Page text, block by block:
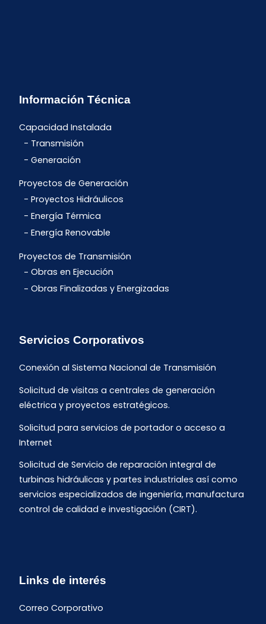
Información Técnica
Capacidad Instalada
Transmisión
Generación
Proyectos de Generación
Proyectos Hidráulicos
Energía Térmica
Energía Renovable
Proyectos de Transmisión
Obras en Ejecución
Obras Finalizadas y Energizadas
Servicios Corporativos
Conexión al Sistema Nacional de Transmisión
Solicitud de visitas a centrales de generación
eléctrica y proyectos estratégicos.
Solicitud para servicios de portador o acceso a
Internet
Solicitud de Servicio de reparación integral de
turbinas hidráulicas y partes industriales así como
servicios especializados de ingeniería, manufactura
control de calidad e investigación (CIRT).
Links de interés
Correo Corporativo